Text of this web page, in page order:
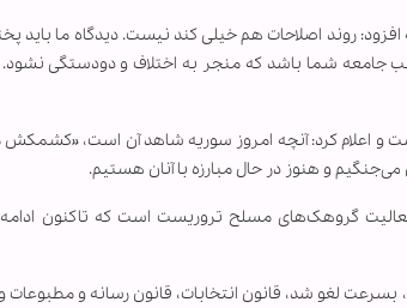
روند اصلاحات هم خیلی کند نیست. دیدگاه ما باید
مناسب جامعه شما باشد که منجر به اختلاف و دودستگی
و اعلام کرد: آنچه امروز سوریه شاهد آن است، «کشمکش
و هنوز در حال مبارزه با آنان هستیم.
گروهک‌های مسلح تروریست است که تاکنون ادامه
لغو شد، قانون انتخابات، قانون رسانه و مطبوعات